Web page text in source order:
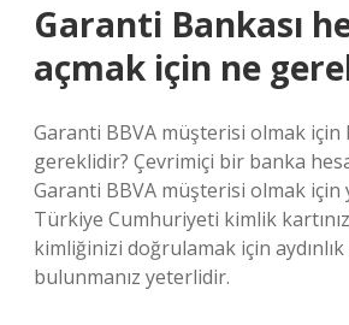
Garanti Bankası
açmak için ne
Garanti BBVA müşterisi olmak
gereklidir? Çevrimiçi bir banka
Garanti BBVA müşterisi olmak için
Türkiye Cumhuriyeti kimlik
kimliğinizi doğrulamak için
bulunmanız yeterlidir.